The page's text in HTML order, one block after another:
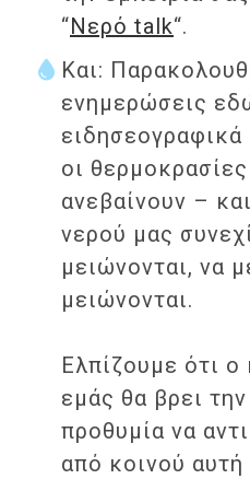
“Νερό talk“.
Και:
ενημερώσεις
οι
ανεβαίνουν –
νερού μας
μειώνονται, να
μειώνονται.
Ελπίζουμε ότι
εμάς θα βρει
προθυμία να
από κοινού αυτή